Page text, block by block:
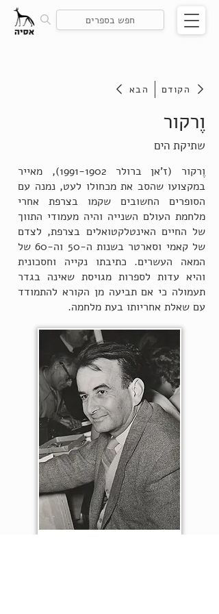
הבא הקודם
וֶרקור
שתיקת הים
וֶרקור (ז'אן ברולר1991-1902) , מאייר
במקצועו שהסב את מכחולו לעט, נמנה עם
הסופרים החשובים שקמו בצרפת אחרי
מלחמת העולם השנייה והיה מעמודי התווך
של החיים האינטלקטואלים בצרפת, לצדם
של קאמי וסארטר בשנות ה-50 וה-60 של
המאה העשרים. כתיבתו נקייה וחסכונית
והיא עדות לספרות מגויסת שאינה בגדר
תעמולה כי אם תביעה מן הקורא להתמודד
עם שאלת אחריותו בעת מלחמה.